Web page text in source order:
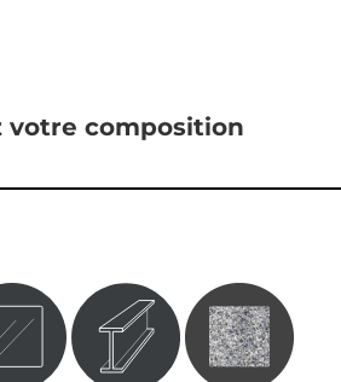
votre composition